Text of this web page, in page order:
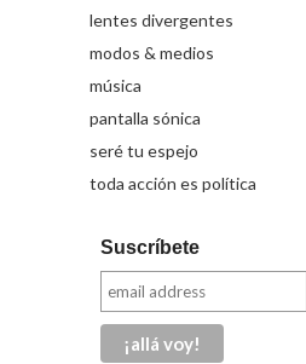
lentes divergentes
modos & medios
música
pantalla sónica
seré tu espejo
toda acción es política
Suscríbete